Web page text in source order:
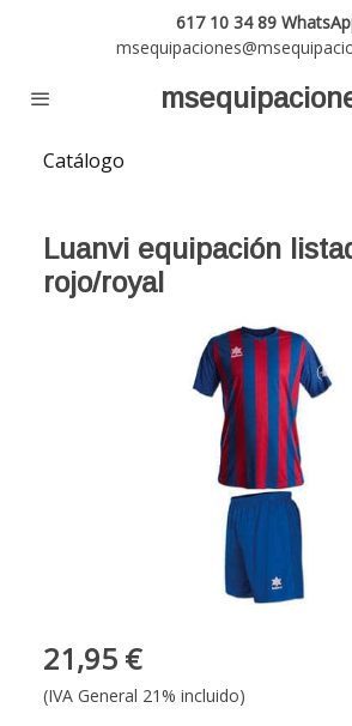
617 10 34 89
Catálogo
Luanvi equipación
rojo/royal
21,95 €
(IVA General 21% incluido)